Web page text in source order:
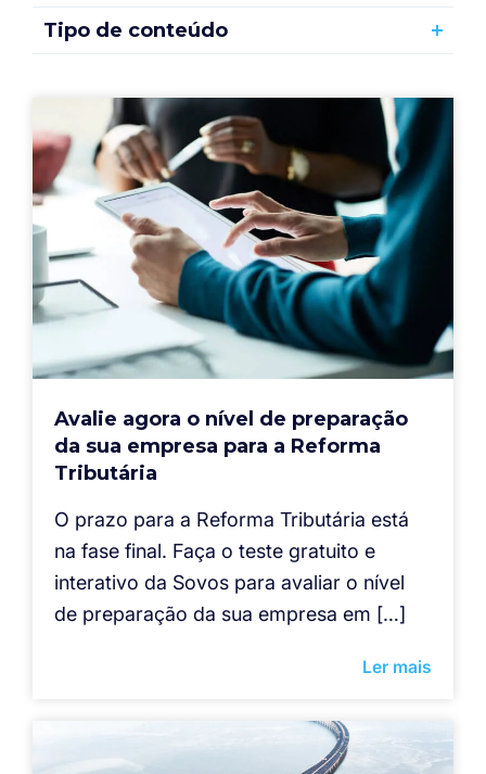
Tipo de conteúdo
Avalie agora o nível de preparação
da sua empresa para a Reforma
Tributária
O prazo para a Reforma Tributária está
na fase final. Faça o teste gratuito e
interativo da Sovos para avaliar o nível
de preparação da sua empresa em […]
Ler mais